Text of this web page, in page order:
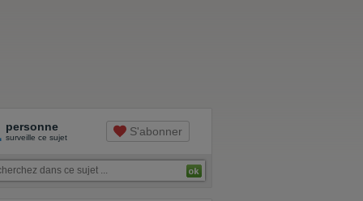
personne
surveille ce sujet S'abonner